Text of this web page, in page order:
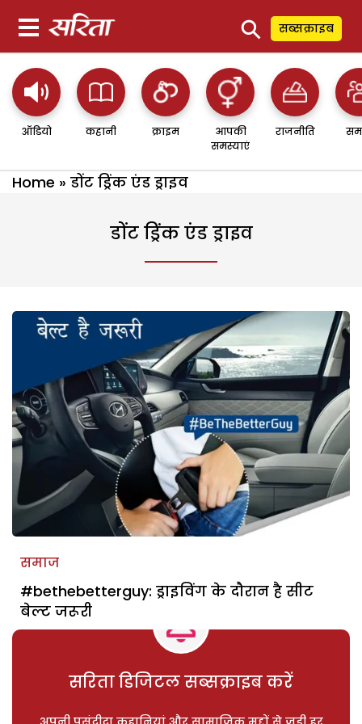
⚲ सब्सक्राइब
ऑडियो कहानी क्राइम
आपकी
समस्याएं
राजनीति
Home » डोंट ड्रिंक एंड ड्राइव
डोंट ड्रिंक एंड ड्राइव
समाज
#bethebetterguy: ड्राइविंग के दौरान है सीट
बेल्ट जरूरी
सरिता डिजिटल सब्सक्राइब करें